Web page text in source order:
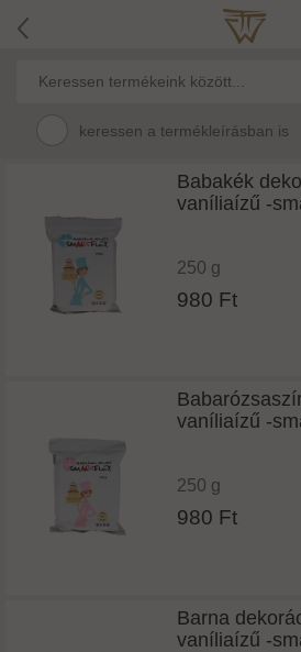
keressen a termékleírásban is
Babakék
vaníliaízű -
250 g
980 Ft
vaníliaízű -
250 g
980 Ft
Barna
vaníliaízű -